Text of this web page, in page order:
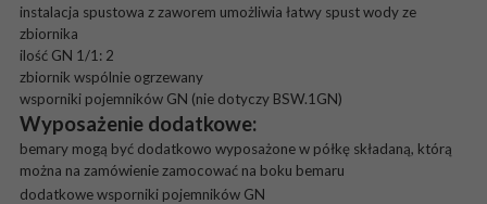
instalacja spustowa z zaworem umożliwia łatwy spust wody ze
zbiornika
ilość GN 1/1: 2
zbiornik wspólnie ogrzewany
wsporniki pojemników GN (nie dotyczy BSW.1GN)
Wyposażenie dodatkowe:
bemary mogą być dodatkowo wyposażone w półkę składaną, którą
można na zamówienie zamocować na boku bemaru
dodatkowe wsporniki pojemników GN